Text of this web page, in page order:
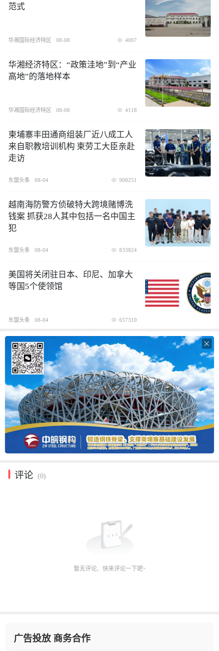
范式
华湘国际经济特区 08-08 4097
华湘经济特区：“政策洼地”到“产业
高地”的落地样本
华湘国际经济特区 08-08 4118
柬埔寨丰田通商组装厂近八成工人
来自职教培训机构 柬劳工大臣亲赴
走访
东盟头条 08-04 908251
越南海防警方侦破特大跨境赌博洗
钱案 抓获28人其中包括一名中国主
犯
东盟头条 08-04 833824
美国将关闭驻日本、印尼、加拿大
等国5个使领馆
东盟头条 08-04 657310

评论 (0)
广告投放 商务合作